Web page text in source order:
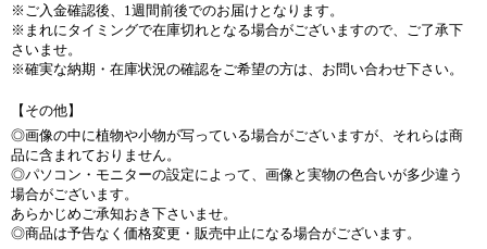
※ご入金確認後、1週間前後でのお届けとなります。
※まれにタイミングで在庫切れとなる場合がございますので、ご了承下
さいませ。
※確実な納期・在庫状況の確認をご希望の方は、お問い合わせ下さい。
【その他】
◎画像の中に植物や小物が写っている場合がございますが、それらは商
品に含まれておりません。
◎パソコン・モニターの設定によって、画像と実物の色合いが多少違う
場合がございます。
あらかじめご承知おき下さいませ。
◎商品は予告なく価格変更・販売中止になる場合がございます。